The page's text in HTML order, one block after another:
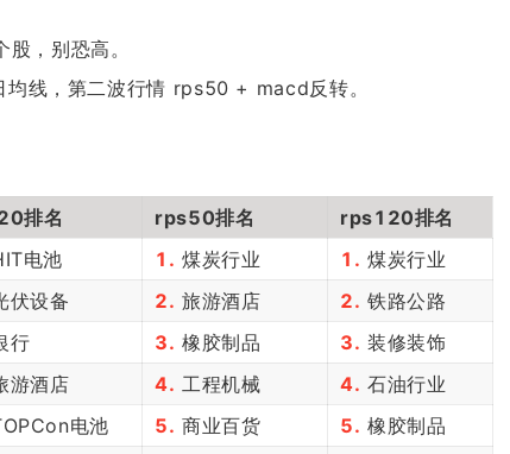
，别恐高。
线，第二波行情 rps50 + macd反转。
排名 rps50排名
rps120排名
电池 1. 煤炭行业 1. 煤炭行业
伏设备 2. 旅游酒店 2. 铁路公路
行 3. 橡胶制品 3. 装修装饰
游酒店 4. 工程机械 4. 石油行业
电池 5. 商业百货 5. 橡胶制品